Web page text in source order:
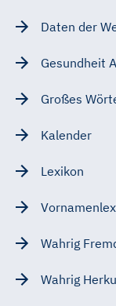
Daten der
Gesundheit
Großes
Kalender
Lexikon
Wahrig
Wahrig